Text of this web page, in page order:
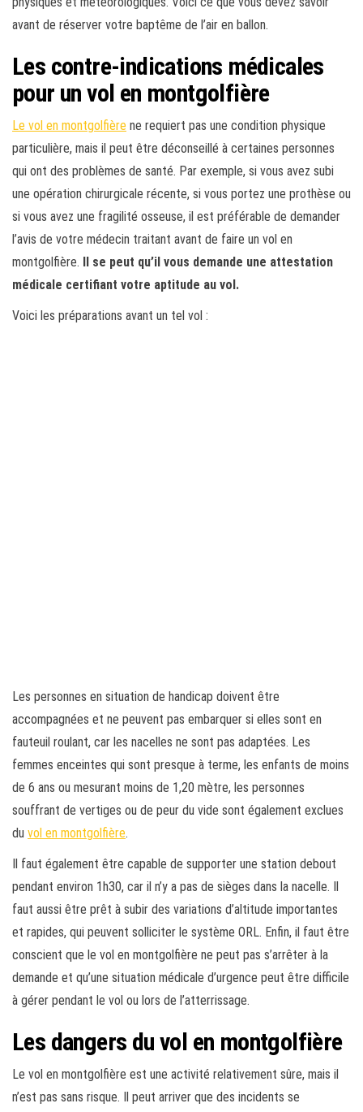
avant de réserver votre baptême de l’air en ballon.
Les contre-indications médicales
pour un vol en montgolfière
Le vol en montgolfière ne requiert pas une condition physique
particulière, mais il peut être déconseillé à certaines personnes
qui ont des problèmes de santé. Par exemple, si vous avez subi
une opération chirurgicale récente, si vous portez une prothèse ou
si vous avez une fragilité osseuse, il est préférable de demander
l’avis de votre médecin traitant avant de faire un vol en
montgolfière. Il se peut qu’il vous demande une attestation
médicale certifiant votre aptitude au vol.
Voici les préparations avant un tel vol :
Les personnes en situation de handicap doivent être
accompagnées et ne peuvent pas embarquer si elles sont en
fauteuil roulant, car les nacelles ne sont pas adaptées. Les
femmes enceintes qui sont presque à terme, les enfants de moins
de 6 ans ou mesurant moins de 1,20 mètre, les personnes
souffrant de vertiges ou de peur du vide sont également exclues
du vol en montgolfière.
Il faut également être capable de supporter une station debout
pendant environ 1h30, car il n’y a pas de sièges dans la nacelle. Il
faut aussi être prêt à subir des variations d’altitude importantes
et rapides, qui peuvent solliciter le système ORL. Enfin, il faut être
conscient que le vol en montgolfière ne peut pas s’arrêter à la
demande et qu’une situation médicale d’urgence peut être difficile
à gérer pendant le vol ou lors de l’atterrissage.
Les dangers du vol en montgolfière
Le vol en montgolfière est une activité relativement sûre, mais il
n’est pas sans risque. Il peut arriver que des incidents se